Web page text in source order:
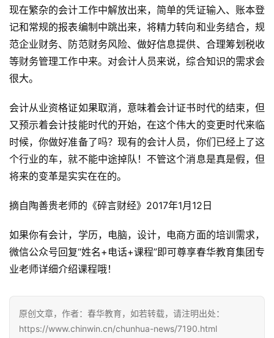
现在繁杂的会计工作中解放出来，简单的凭证输入、账本登
记和常规的报表编制中跳出来，将精力转向和业务结合，规
范企业财务、防范财务风险、做好信息提供、合理筹划税收
等财务管理工作中来。对会计人员来说，综合知识的需求会
很大。
会计从业资格证如果取消，意味着会计证书时代的结束，但
又预示着会计技能时代的开始，在这个伟大的变更时代来临
时候，你做好准备了吗？现有的会计人员，你们已经上了这
个行业的车，就不能中途掉队！不管这个消息是真是假，但
将来的变革是实实在在的。
摘自陶善贵老师的《碎言财经》2017年1月12日
如果你有会计，学历，电脑，设计，电商方面的培训需求，
微信公众号回复“姓名+电话+课程”即可尊享春华教育集团专
业老师详细介绍课程哦！
原创文章，作者：春华教育，如若转载，请注明出处：
https://www.chinwin.cn/chunhua-news/7190.html